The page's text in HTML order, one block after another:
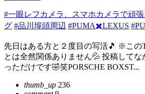
#一眼レフカメラ、スマホカメラで頑張
グ #品川埠頭周辺 #PUMA✖️LEXUS
先日はある方と２度目の写活🎵 ※この
とは全然関係ありません💦 投稿して
っただけです🤣笑PORSCHE BOXST...
thumb_up 236